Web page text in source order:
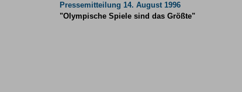
Pressemitteilung 14. August 1996
"Olympische Spiele sind das Größte"